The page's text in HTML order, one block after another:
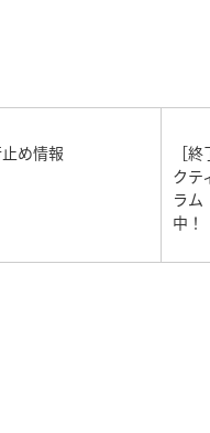
め情報
［
クテ
ラ
中！